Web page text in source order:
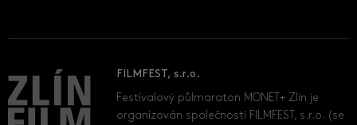
FILMFEST, s.r.o.
Festivalový půlmaraton MONET+ Zlín je
organizován společností FILMFEST, s.r.o. (se